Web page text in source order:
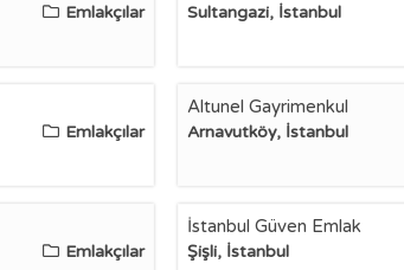
Emlakçılar Sultangazi, İstanbul
Emlakçılar
Altunel Gayrimenkul
Arnavutköy, İstanbul
Emlakçılar
İstanbul Güven Emlak
Şişli, İstanbul